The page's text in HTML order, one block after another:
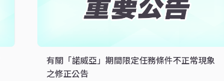
有關「諾威亞」期間限定任務條件不正常現象
之修正公告